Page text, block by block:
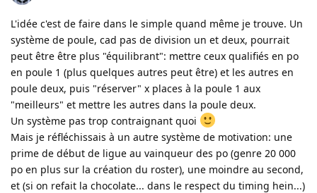
L'idée c'est de faire dans le simple quand même je trouve. Un
système de poule, cad pas de division un et deux, pourrait
peut être être plus "équilibrant": mettre ceux qualifiés en po
en poule 1 (plus quelques autres peut être) et les autres en
poule deux, puis "réserver" x places à la poule 1 aux
"meilleurs" et mettre les autres dans la poule deux.
Un système pas trop contraignant quoi
Mais je réfléchissais à un autre système de motivation: une
prime de début de ligue au vainqueur des po (genre 20 000
po en plus sur la création du roster), une moindre au second,
et (si on refait la chocolate... dans le respect du timing hein...)